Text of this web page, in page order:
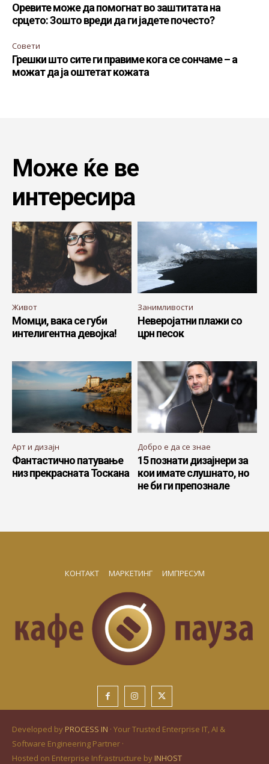
Оревите може да помогнат во заштитата на
срцето: Зошто вреди да ги јадете почесто?
Совети
Грешки што сите ги правиме кога се сончаме – а
можат да ја оштетат кожата
Може ќе ве
интересира
Живот
Момци, вака се губи
интелигентна девојка!
Занимливости
Неверојатни плажи со
црн песок
Арт и дизајн
Фантастично патување
низ прекрасната Тоскана
Добро е да се знае
15 познати дизајнери за
кои имате слушнато, но
не би ги препознале
КОНТАКТ МАРКЕТИНГ ИМПРЕСУМ
Developed by PROCESS IN · Your Trusted Enterprise IT, AI &
Software Engineering Partner ·
Hosted on Enterprise Infrastructure by INHOST